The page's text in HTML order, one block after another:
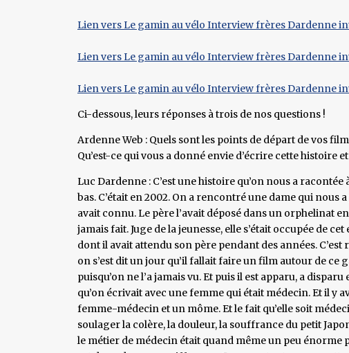
Lien vers Le gamin au vélo Interview frères Dardenne
Lien vers Le gamin au vélo Interview frères Dardenne
Lien vers Le gamin au vélo Interview frères Dardenne
Ci-dessous, leurs réponses à trois de nos questions !
Ardenne Web : Quels sont les points de départ de vos
Qu’est-ce qui vous a donné envie d’écrire cette histoire
Luc Dardenne : C’est une histoire qu’on nous a
bas. C’était en 2002. On a rencontré une dame qui nous
avait connu. Le père l’avait déposé dans un orphelinat
jamais fait. Juge de la jeunesse, elle s’était occupée de
dont il avait attendu son père pendant des années.
on s’est dit un jour qu’il fallait faire un film autour de ce
puisqu’on ne l’a jamais vu. Et puis il est apparu, a
qu’on écrivait avec une femme qui était médecin. Et il y
femme-médecin et un môme. Et le fait qu’elle soit
soulager la colère, la douleur, la souffrance du petit
le métier de médecin était quand même un peu énorme